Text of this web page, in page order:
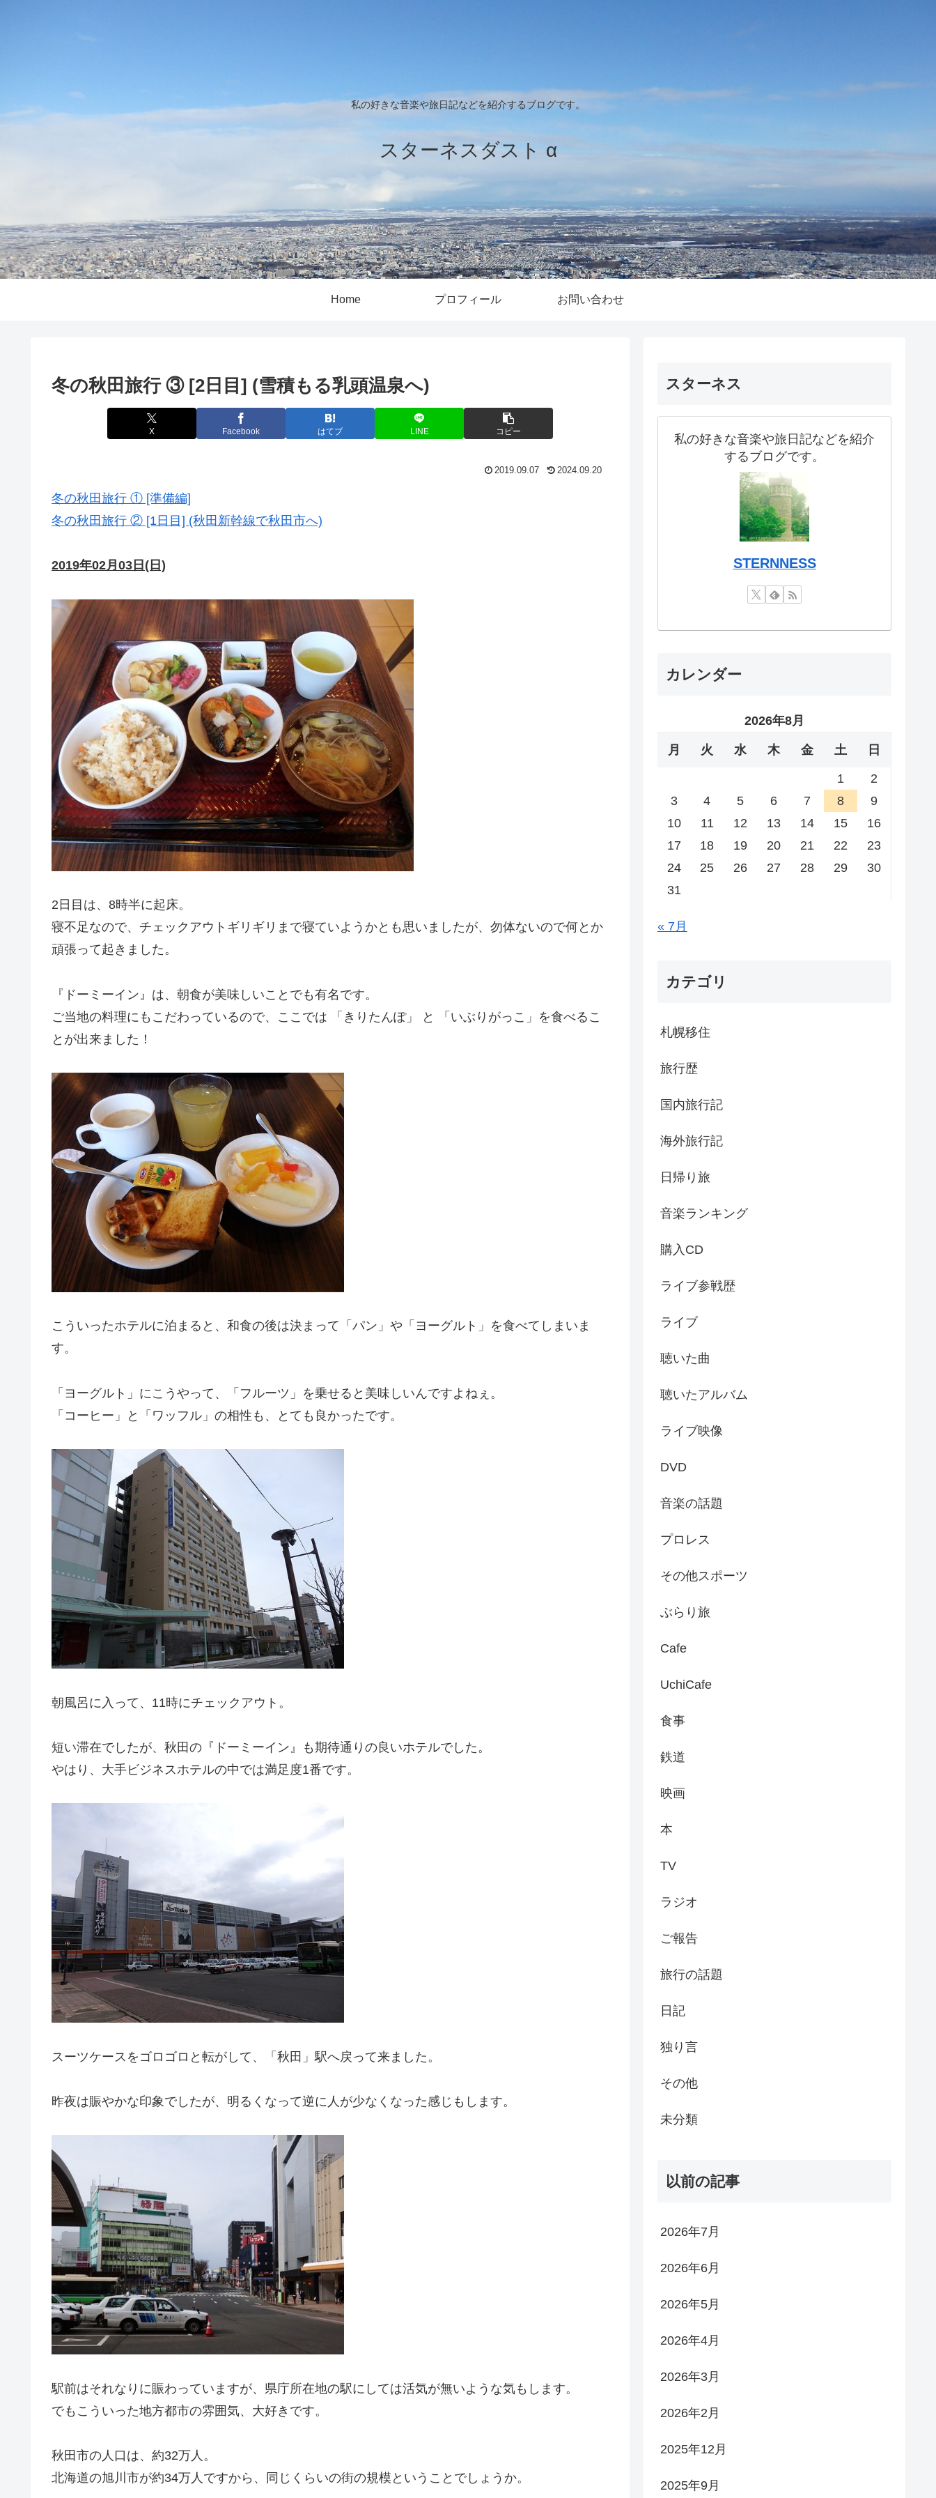
私の好きな音楽や旅日記などを紹介するブログです。
スターネスダスト α
Home プロフィール お問い合わせ
冬の秋田旅行 ③ [2日目] (雪積もる乳頭温泉へ)
X Facebook はてブ LINE コピー
2019.09.07 2024.09.20
冬の秋田旅行 ① [準備編]
冬の秋田旅行 ② [1日目] (秋田新幹線で秋田市へ)
2019年02月03日(日)
2日目は、8時半に起床。
寝不足なので、チェックアウトギリギリまで寝ていようかとも思いましたが、勿体ないので何とか
頑張って起きました。
『ドーミーイン』は、朝食が美味しいことでも有名です。
ご当地の料理にもこだわっているので、ここでは 「きりたんぽ」 と 「いぶりがっこ」を食べるこ
とが出来ました！
こういったホテルに泊まると、和食の後は決まって「パン」や「ヨーグルト」を食べてしまいま
す。
「ヨーグルト」にこうやって、「フルーツ」を乗せると美味しいんですよねぇ。
「コーヒー」と「ワッフル」の相性も、とても良かったです。
朝風呂に入って、11時にチェックアウト。
短い滞在でしたが、秋田の『ドーミーイン』も期待通りの良いホテルでした。
やはり、大手ビジネスホテルの中では満足度1番です。
スーツケースをゴロゴロと転がして、「秋田」駅へ戻って来ました。
昨夜は賑やかな印象でしたが、明るくなって逆に人が少なくなった感じもします。
駅前はそれなりに賑わっていますが、県庁所在地の駅にしては活気が無いような気もします。
でもこういった地方都市の雰囲気、大好きです。
秋田市の人口は、約32万人。
北海道の旭川市が約34万人ですから、同じくらいの街の規模ということでしょうか。
スターネス
私の好きな音楽や旅日記などを紹介
するブログです。
STERNNESS
カレンダー
2026年8月
月 火 水 木 金 土 日
1
2
3
4 5 6 7 8
9
10
11 12 13 14 15
16
17
18 19 20 21 22
23
24
25 26 27 28 29
30
31
« 7月
カテゴリ
札幌移住
旅行歴
国内旅行記
海外旅行記
日帰り旅
音楽ランキング
購入CD
ライブ参戦歴
ライブ
聴いた曲
聴いたアルバム
ライブ映像
DVD
音楽の話題
プロレス
その他スポーツ
ぶらり旅
Cafe
UchiCafe
食事
鉄道
映画
本
TV
ラジオ
ご報告
旅行の話題
日記
独り言
その他
未分類
以前の記事
2026年7月
2026年6月
2026年5月
2026年4月
2026年3月
2026年2月
2025年12月
2025年9月